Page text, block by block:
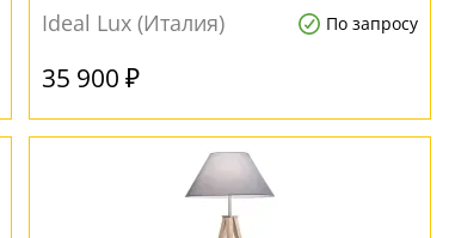
Ideal Lux (Италия)
По запросу
35 900 ₽